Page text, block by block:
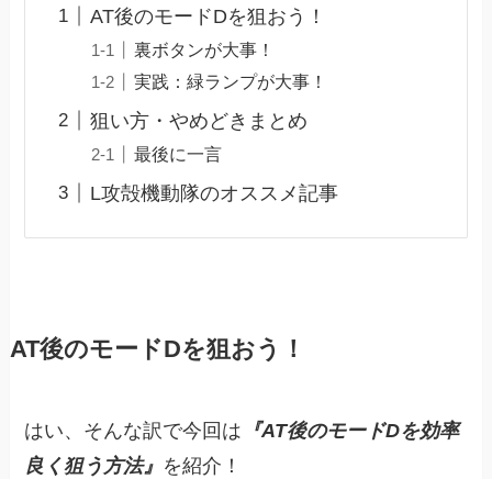
AT後のモードDを狙おう！
裏ボタンが大事！
実践：緑ランプが大事！
狙い方・やめどきまとめ
最後に一言
L攻殻機動隊のオススメ記事
AT後のモードDを狙おう！
はい、そんな訳で今回は 『AT後のモードDを効率
良く狙う方法』 を紹介！